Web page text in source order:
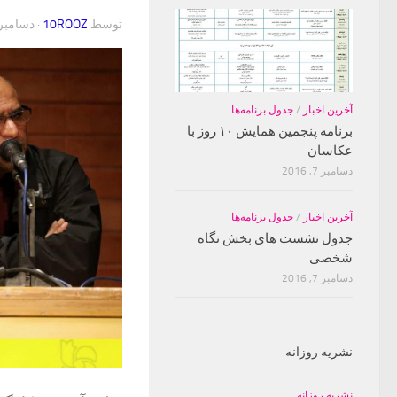
توسط 10ROOZ
· دسامبر 17,
آخرین اخبار / جدول برنامه‌ها
برنامه پنجمین همایش ۱۰ روز با
عکاسان
دسامبر 7, 2016
آخرین اخبار / جدول برنامه‌ها
جدول نشست های بخش نگاه
شخصی
دسامبر 7, 2016
نشریه روزانه